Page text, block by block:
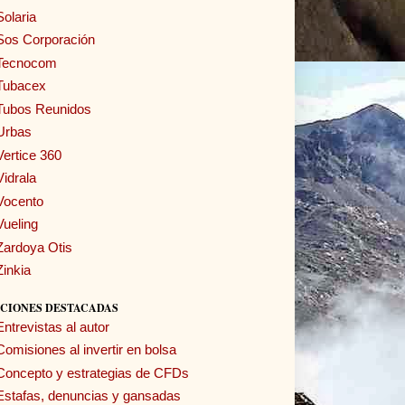
Corporación
Reunidos
360
Otis
DESTACADAS
al autor
al invertir en bolsa
y estrategias de CFDs
denuncias y gansadas